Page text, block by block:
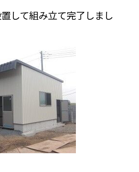
して組み立て完了しまし